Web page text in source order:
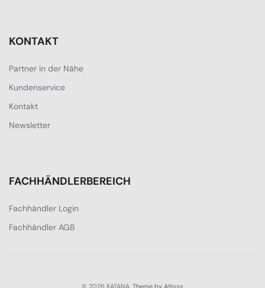
KONTAKT
Partner in der Nähe
Kundenservice
Kontakt
Newsletter
FACHHÄNDLERBEREICH
Fachhändler Login
Fachhändler AGB